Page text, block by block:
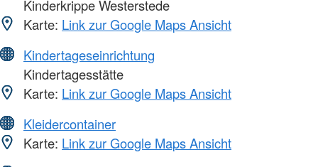
Kinderkrippe Westerstede
Karte: Link zur Google Maps Ansicht
Kindertageseinrichtung
Kindertagesstätte
Karte: Link zur Google Maps Ansicht
Kleidercontainer
Karte: Link zur Google Maps Ansicht